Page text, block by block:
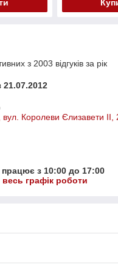
з 2003 відгуків за рік
Королеви Єлизавети ІІ,
працює з 10:00 до 17:00
весь графік роботи